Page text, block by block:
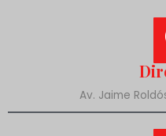
Av. Jaime